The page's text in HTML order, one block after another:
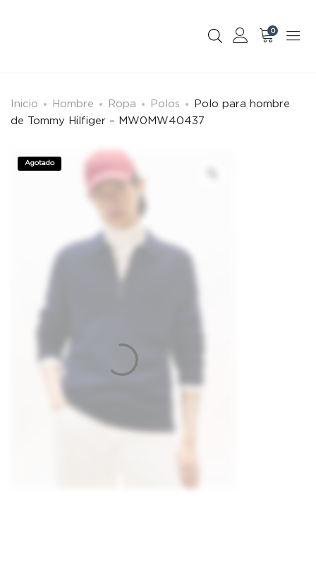
0
Inicio Hombre Ropa Polos
Polo para hombre
de Tommy Hilfiger – MW0MW40437
Agotado